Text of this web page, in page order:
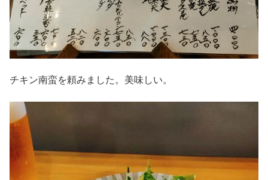
チキン南蛮を頼みました。美味しい。